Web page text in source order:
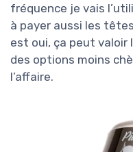
fréquence je vais
à payer aussi les
est oui, ça peut valoir
des options moins
l’affaire.